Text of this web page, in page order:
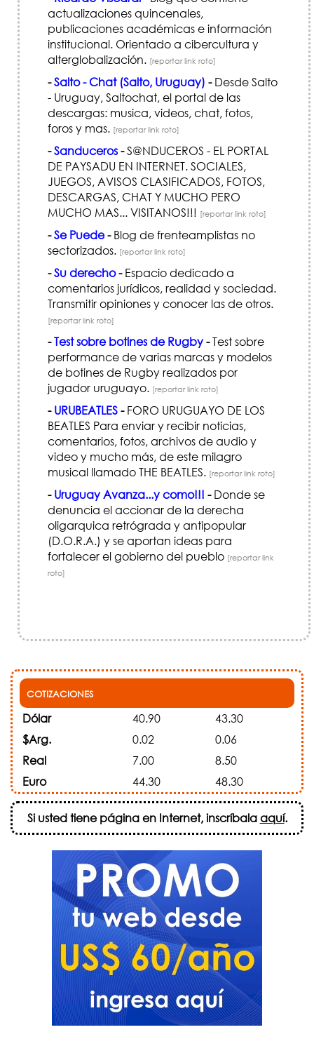
actualizaciones quincenales,
publicaciones académicas e información
institucional. Orientado a cibercultura y
alterglobalización. [reportar link roto]
-Salto - Chat (Salto, Uruguay) -Desde Salto
- Uruguay, Saltochat, el portal de las
descargas: musica, videos, chat, fotos,
foros y mas. [reportar link roto]
-Sanduceros-S@NDUCEROS - EL PORTAL
DE PAYSADU EN INTERNET. SOCIALES,
JUEGOS, AVISOS CLASIFICADOS, FOTOS,
DESCARGAS, CHAT Y MUCHO PERO
MUCHO MAS... VISITANOS!!! [reportar link roto]
-Se Puede-Blog de frenteamplistas no
sectorizados. [reportar link roto]
-Su derecho-Espacio dedicado a
comentarios jurídicos, realidad y sociedad.
Transmitir opiniones y conocer las de otros.
[reportar link roto]
-Test sobre botines de Rugby-Test sobre
performance de varias marcas y modelos
de botines de Rugby realizados por
jugador uruguayo. [reportar link roto]
- URUBEATLES-FORO URUGUAYO DE LOS
BEATLES Para enviar y recibir noticias,
comentarios, fotos, archivos de audio y
video y mucho más, de este milagro
musical llamado THE BEATLES. [reportar link roto]
- Uruguay Avanza...y como!!! -Donde se
denuncia el accionar de la derecha
oligarquica retrógrada y antipopular
(D.O.R.A.) y se aportan ideas para
fortalecer el gobierno del pueblo [reportar link
roto]
COTIZACIONES
Dólar 40.90
43.30
$Arg.
0.02
0.06
Real
7.00
8.50
Euro
44.30 48.30
Si usted tiene página en Internet, inscríbalaaquí.